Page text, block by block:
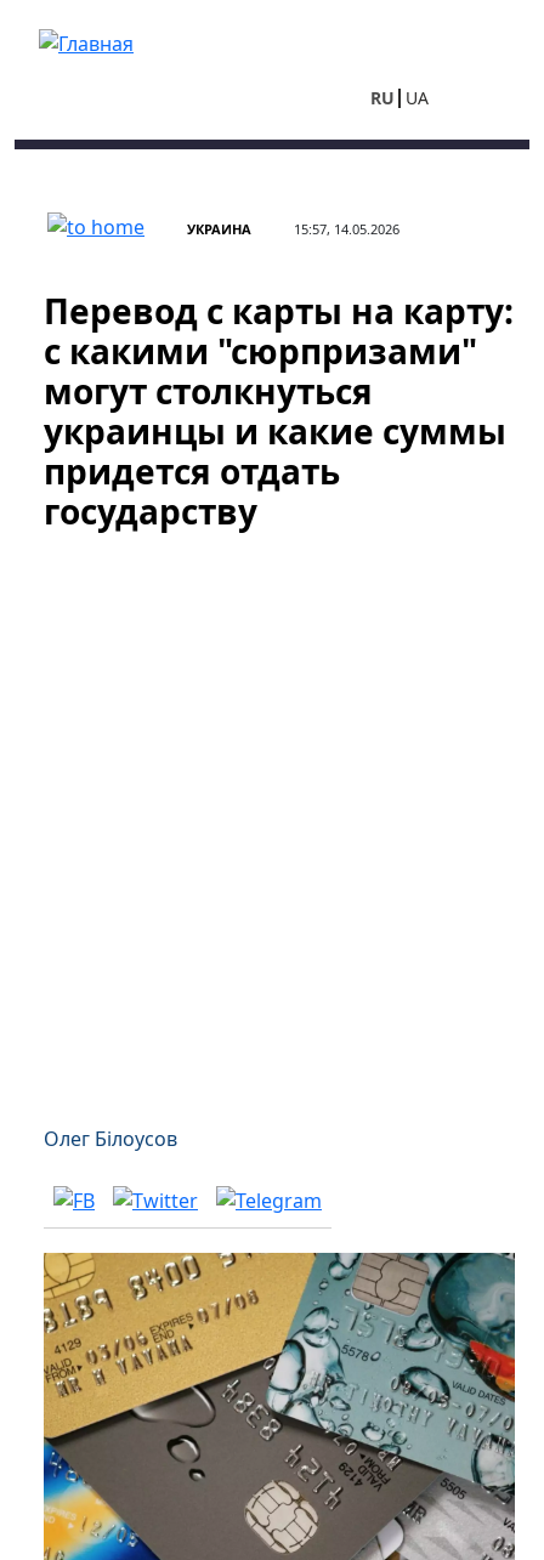
RU UA
УКРАИНА 15:57, 14.05.2026
Перевод с карты на карту:
с какими "сюрпризами"
могут столкнуться
украинцы и какие суммы
придется отдать
государству
Олег Білоусов